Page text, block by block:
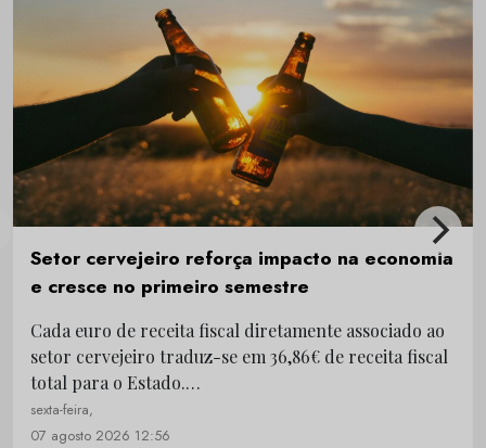
Setor cervejeiro reforça impacto na economia
e cresce no primeiro semestre
Cada euro de receita fiscal diretamente associado ao
setor cervejeiro traduz-se em 36,86€ de receita fiscal
total para o Estado.…
sexta-feira,
07 agosto 2026 12:56